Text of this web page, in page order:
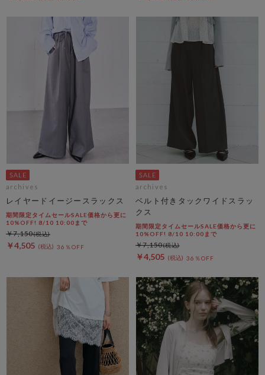
archives
レイヤードイージースラックス
期間限定タイムセールSALE価格から更に
10%OFF! 8/10 10:00まで
￥4,505 36％OFF
￥7,150
archives
ベルト付きタックワイドスラッ
クス
期間限定タイムセールSALE価格から更に
10%OFF! 8/10 10:00まで
￥4,505 36％OFF
￥7,150